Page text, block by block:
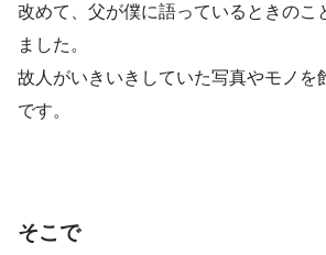
改めて、父が僕に語っているときのこ
ました。
故人がいきいきしていた写真やモノを
です。
そこで